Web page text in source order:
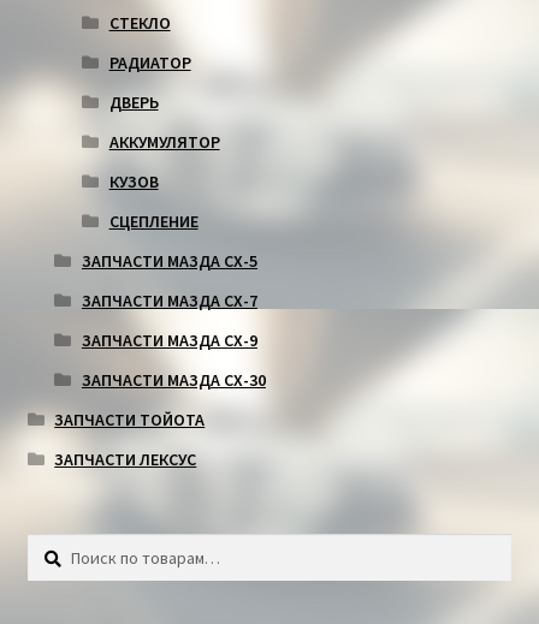
СТЕКЛО
РАДИАТОР
ДВЕРЬ
АККУМУЛЯТОР
КУЗОВ
СЦЕПЛЕНИЕ
ЗАПЧАСТИ МАЗДА СХ-5
ЗАПЧАСТИ МАЗДА СХ-7
ЗАПЧАСТИ МАЗДА СХ-9
ЗАПЧАСТИ МАЗДА СХ-30
ЗАПЧАСТИ ТОЙОТА
ЗАПЧАСТИ ЛЕКСУС
Искать:
Поиск